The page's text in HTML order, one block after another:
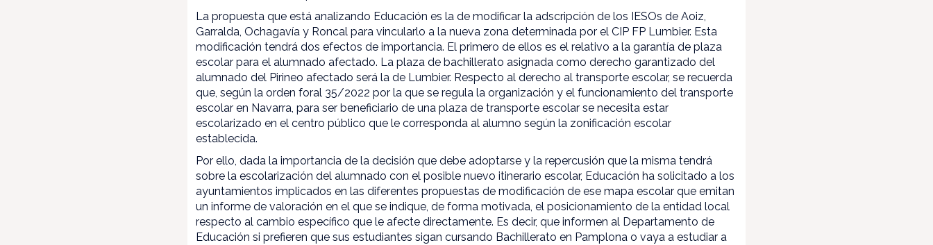
La propuesta que está analizando Educación es la de modificar la adscripción de los IESOs de Aoiz,
Garralda, Ochagavía y Roncal para vincularlo a la nueva zona determinada por el CIP FP Lumbier. Esta
modificación tendrá dos efectos de importancia. El primero de ellos es el relativo a la garantía de plaza
escolar para el alumnado afectado. La plaza de bachillerato asignada como derecho garantizado del
alumnado del Pirineo afectado será la de Lumbier. Respecto al derecho al transporte escolar, se recuerda
que, según la orden foral 35/2022 por la que se regula la organización y el funcionamiento del transporte
escolar en Navarra, para ser beneficiario de una plaza de transporte escolar se necesita estar
escolarizado en el centro público que le corresponda al alumno según la zonificación escolar
establecida.
Por ello, dada la importancia de la decisión que debe adoptarse y la repercusión que la misma tendrá
sobre la escolarización del alumnado con el posible nuevo itinerario escolar, Educación ha solicitado a los
ayuntamientos implicados en las diferentes propuestas de modificación de ese mapa escolar que emitan
un informe de valoración en el que se indique, de forma motivada, el posicionamiento de la entidad local
respecto al cambio específico que le afecte directamente. Es decir, que informen al Departamento de
Educación si prefieren que sus estudiantes sigan cursando Bachillerato en Pamplona o vaya a estudiar a